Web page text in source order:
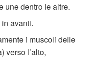
une dentro le altre.
avanti.
i muscoli delle
verso l’alto,